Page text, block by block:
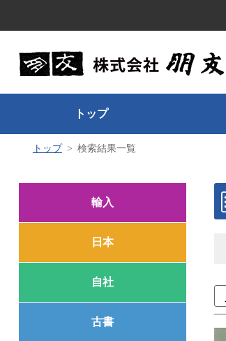
トップ
トップ 検索結果一覧
輸入
日本
自社
古書